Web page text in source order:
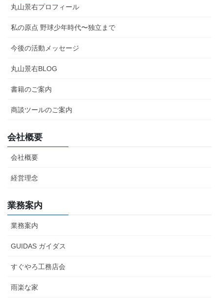
丸山景右プロフィール
私の原点 野球少年時代〜独立まで
今後の活動メッセージ
丸山景右BLOG
書籍のご案内
商談ツールのご案内
会社概要
会社概要
経営理念
業務案内
業務案内
GUIDAS ガイダス
すぐやろ工務店会
雨楽な家